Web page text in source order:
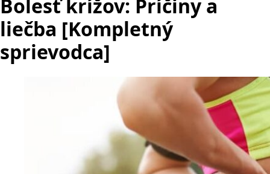
Bolesť krížov: Príčiny a
liečba [Kompletný
sprievodca]